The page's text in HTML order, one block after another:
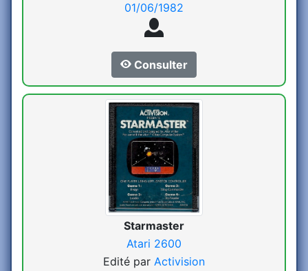
01/06/1982
Consulter
Starmaster
Atari 2600
Edité par Activision